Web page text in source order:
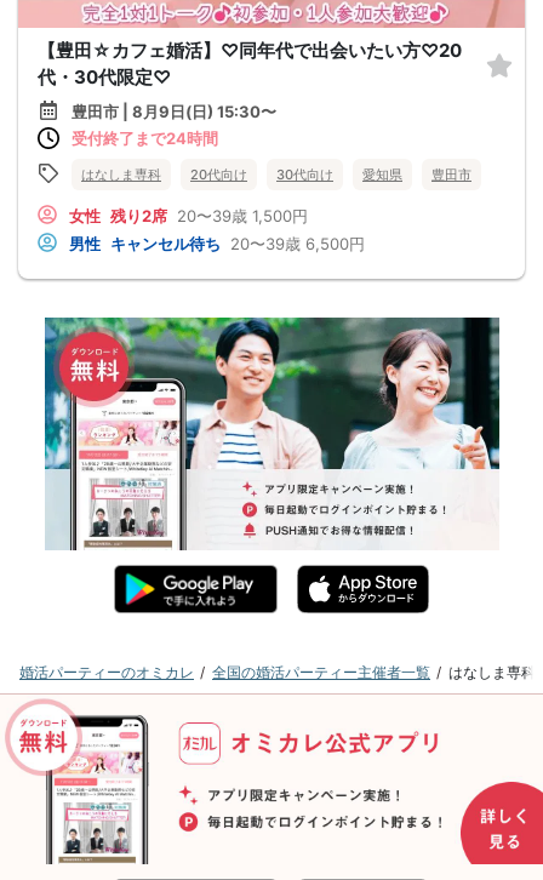
【豊田☆カフェ婚活】♡同年代で出会いたい方♡20
代・30代限定♡
豊田市 | 8月9日(日) 15:30〜
受付終了まで24時間
はなしま専科 20代向け 30代向け 愛知県 豊田市
女性 残り2席 20〜39歳 1,500円
男性 キャンセル待ち 20〜39歳 6,500円
婚活パーティーのオミカレ 全国の婚活パーティー主催者一覧 はなしま専科